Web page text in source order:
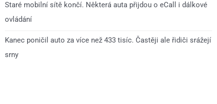
Staré mobilní sítě končí. Některá auta přijdou o eCall i dálkové
ovládání
Kanec poničil auto za více než 433 tisíc. Častěji ale řidiči srážejí
srny